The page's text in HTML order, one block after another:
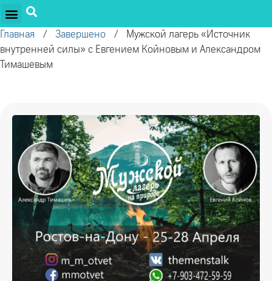
Главная / Завершено /
Мужской лагерь «Источник
внутренней силы» с Евгением Койновым и Александром
Тимашевым